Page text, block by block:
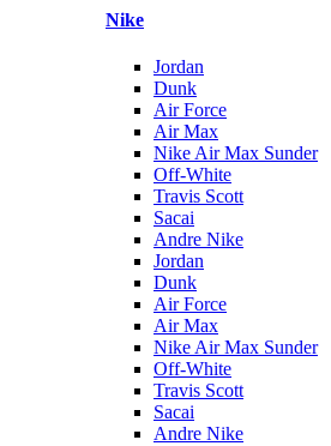
Nike
Jordan
Dunk
Air Force
Air Max
Nike Air Max Sunder
Off-White
Travis Scott
Sacai
Andre Nike
Jordan
Dunk
Air Force
Air Max
Nike Air Max Sunder
Off-White
Travis Scott
Sacai
Andre Nike